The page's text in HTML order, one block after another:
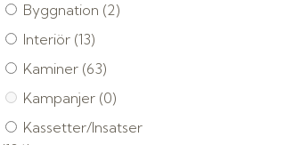
Byggnation (2)
Interiör (13)
Kaminer (63)
Kampanjer (0)
Kassetter/Insatser